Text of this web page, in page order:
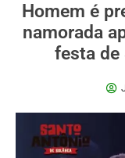
Homem é
namorada
festa de